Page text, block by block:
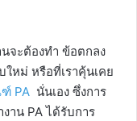
จะต้องทำ ข้อตกลง
หม่ หรือที่เราคุ้นเคย
PA นั่นเอง ซึ่งการ
าน PA ได้รับการ